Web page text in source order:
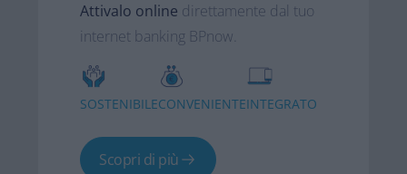
Attivalo online direttamente dal tuo
internet banking BPnow.
SOSTENIBILECONVENIENTEINTEGRATO
Scopri di più